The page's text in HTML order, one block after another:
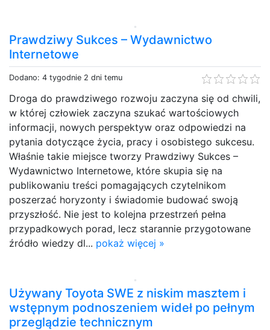
Prawdziwy Sukces – Wydawnictwo
Internetowe
Dodano: 4 tygodnie 2 dni temu
Droga do prawdziwego rozwoju zaczyna się od chwili,
w której człowiek zaczyna szukać wartościowych
informacji, nowych perspektyw oraz odpowiedzi na
pytania dotyczące życia, pracy i osobistego sukcesu.
Właśnie takie miejsce tworzy Prawdziwy Sukces –
Wydawnictwo Internetowe, które skupia się na
publikowaniu treści pomagających czytelnikom
poszerzać horyzonty i świadomie budować swoją
przyszłość. Nie jest to kolejna przestrzeń pełna
przypadkowych porad, lecz starannie przygotowane
źródło wiedzy dl... pokaż więcej »
Używany Toyota SWE z niskim masztem i
wstępnym podnoszeniem wideł po pełnym
przeglądzie technicznym